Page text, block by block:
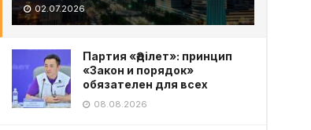
02.07.2026
Партия «Әділет»: принцип
«Закон и порядок»
обязателен для всех
08.08.2026